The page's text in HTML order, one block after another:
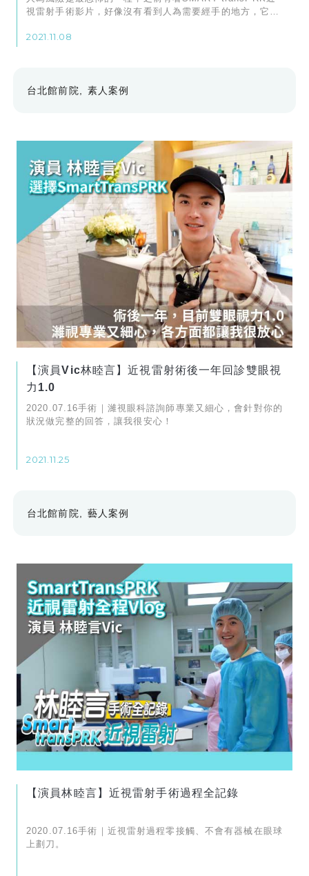
視雷射手術影片，好像沒有看到人為需要經手的地方，它感
2021.11.08
台北館前院 素人案例
【演員Vic林睦言】近視雷射術後一年回診雙眼視
力1.0
2020.07.16手術｜濰視眼科諮詢師專業又細心，會針對你的
狀況做完整的回答，讓我很安心！
2021.11.25
台北館前院 藝人案例
【演員林睦言】近視雷射手術過程全記錄
2020.07.16手術｜近視雷射過程零接觸、不會有器械在眼球
上劃刀。